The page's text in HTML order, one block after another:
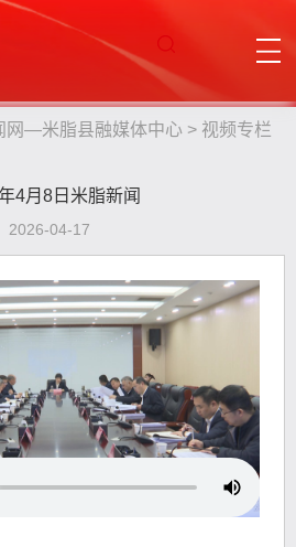
网—米脂县融媒体中心 > 视频专栏
4月8日米脂新闻
2026-04-17